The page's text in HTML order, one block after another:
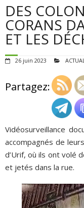
POUR AGIR
AGENDA
VIDÉOS
QUI SOMMES-NOUS ?
ADHÉSIONS, DONS,
DES
CORANS
ET LES
26 juin 2023
Partagez:
Vidéosurveillance
accompagnés de
d’Urif, où ils ont volé
et jetés dans la rue.